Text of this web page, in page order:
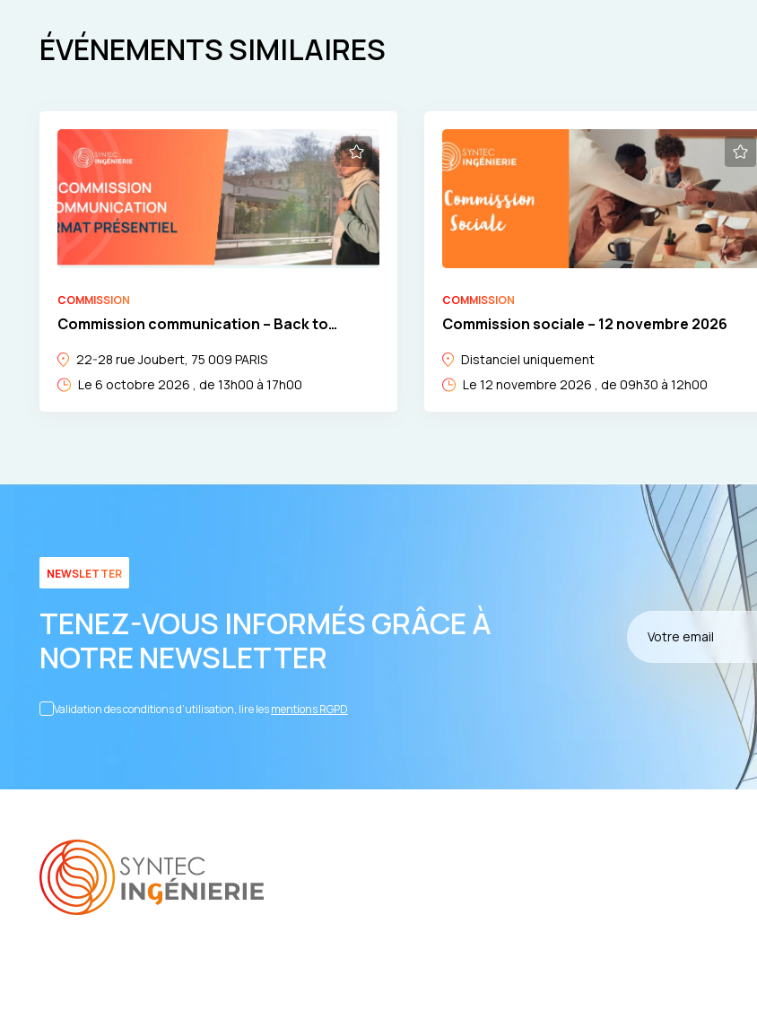
ÉVÉNEMENTS SIMILAIRES
COMMISSION
Commission communication – Back to
Limpide
22-28 rue Joubert, 75 009 PARIS
Le 6 octobre 2026 , de 13h00 à 17h00
COMMISSION
Commission sociale – 12 novembre 2026
Distanciel uniquement
Le 12 novembre 2026 , de 09h30 à 12h00
NEWSLETTER
TENEZ-VOUS INFORMÉS GRÂCE À
NOTRE NEWSLETTER
Validation des conditions d’utilisation, lire lesmentions RGPD